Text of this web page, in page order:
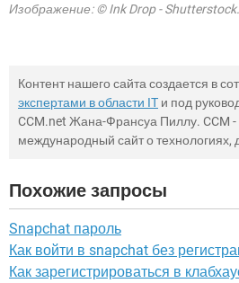
Изображение: © Ink Drop -
Контент нашего сайта создается в
экспертами в области IT и под
CCM.net Жана-Франсуа Пиллу. CCM
международный сайт о технологиях,
Похожие запросы
Snapchat пароль
Как войти в snapchat без
Как зарегистрироваться в